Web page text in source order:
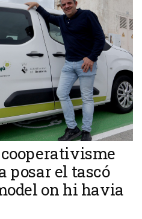
cooperativisme
posar el tascó
on hi havia